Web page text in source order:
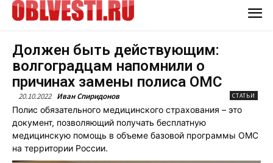
Должен быть действующим:
волгоградцам напомнили о
причинах замены полиса ОМС
20.10.2022 Иван Спиридонов СТАТЬИ
Полис обязательного медицинского страхования – это
документ, позволяющий получать бесплатную
медицинскую помощь в объеме базовой программы ОМС
на территории России.